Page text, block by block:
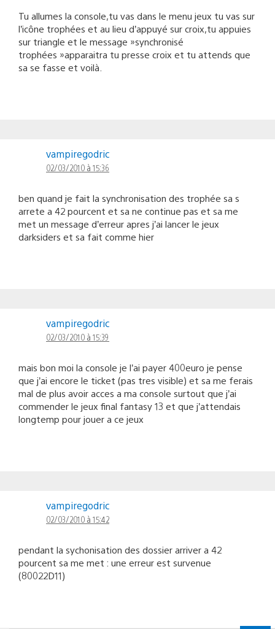
Tu allumes la console,tu vas dans le menu jeux tu vas sur
l’icône trophées et au lieu d’appuyé sur croix,tu appuies
sur triangle et le message »synchronisé
trophées »apparaitra tu presse croix et tu attends que
sa se fasse et voilà.
vampiregodric
02/03/2010 à 15:36
ben quand je fait la synchronisation des trophée sa s
arrete a 42 pourcent et sa ne continue pas et sa me
met un message d’erreur apres j’ai lancer le jeux
darksiders et sa fait comme hier
vampiregodric
02/03/2010 à 15:39
mais bon moi la console je l’ai payer 400euro je pense
que j’ai encore le ticket (pas tres visible) et sa me ferais
mal de plus avoir acces a ma console surtout que j’ai
commender le jeux final fantasy 13 et que j’attendais
longtemp pour jouer a ce jeux
vampiregodric
02/03/2010 à 15:42
pendant la sychonisation des dossier arriver a 42
pourcent sa me met : une erreur est survenue
(80022D11)